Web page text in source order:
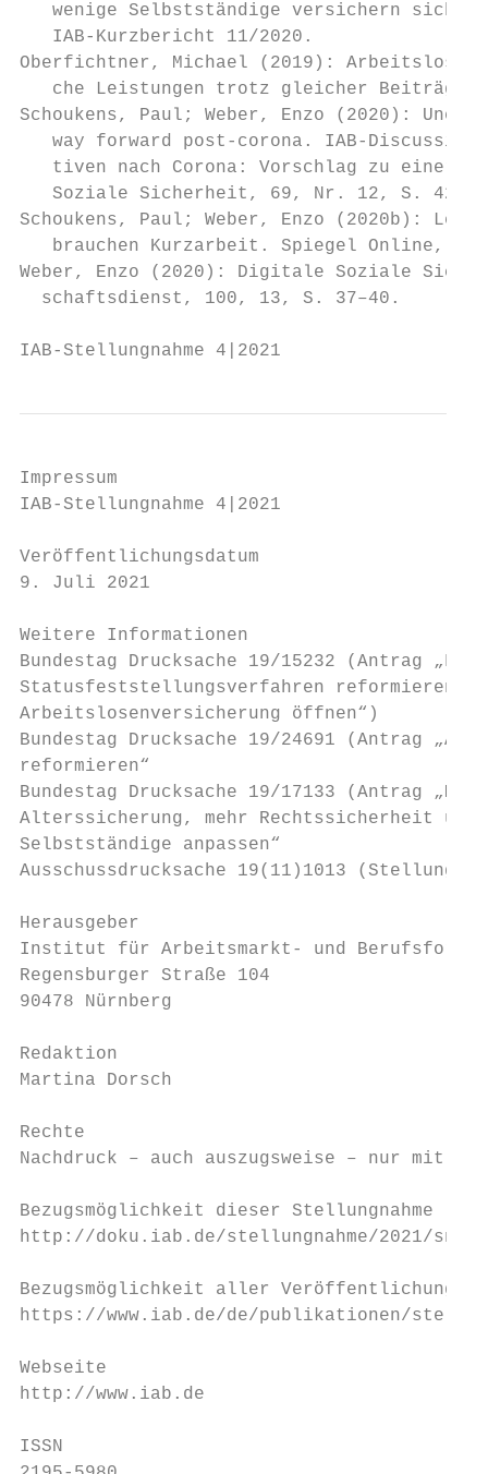
wenige Selbstständige versichern sich
   IAB-Kurzbericht 11/2020.
Oberfichtner, Michael (2019):
che Leistungen trotz gleicher Beiträge.
Schoukens, Paul; Weber, Enzo (2020):
way forward post-corona. IAB-
tiven nach Corona: Vorschlag zu einer
Soziale Sicherheit, 69, Nr. 12, S.
Schoukens, Paul; Weber, Enzo (2020b):
brauchen Kurzarbeit. Spiegel Online,
Weber, Enzo (2020): Digitale Soziale
  schaftsdienst, 100, 13, S. 37–40.
IAB-Stellungnahme 4|2021
Impressum
IAB-Stellungnahme 4|2021
Veröffentlichungsdatum
9. Juli 2021
Weitere Informationen
Bundestag Drucksache 19/15232 (Antrag
Statusfeststellungsverfahren reformieren,
Arbeitslosenversicherung öffnen“)
Bundestag Drucksache 19/24691 (Antrag
reformieren“
Bundestag Drucksache 19/17133 (Antrag
Alterssicherung, mehr Rechtssicherheit
Selbstständige anpassen“
Ausschussdrucksache 19(11)1013
Herausgeber
Institut für Arbeitsmarkt- und
Regensburger Straße 104
90478 Nürnberg
Redaktion
Martina Dorsch
Rechte
Nachdruck – auch auszugsweise – nur mit
Bezugsmöglichkeit dieser Stellungnahme
http://doku.iab.de/stellungnahme/2021/
Bezugsmöglichkeit aller Veröffentlichungen
https://www.iab.de/de/publikationen/
Webseite
http://www.iab.de
ISSN